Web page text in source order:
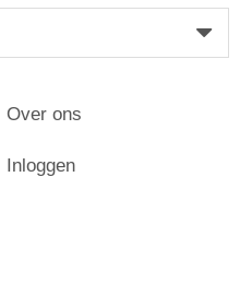
Over ons
Inloggen